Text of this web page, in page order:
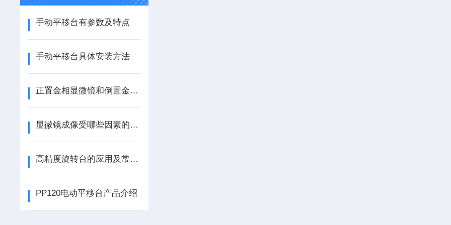
手动平移台有参数及特点
手动平移台具体安装方法
正置金相显微镜和倒置金相显微镜的区别
显微镜成像受哪些因素的影响
高精度旋转台的应用及常见的旋转机构
PP120电动平移台产品介绍